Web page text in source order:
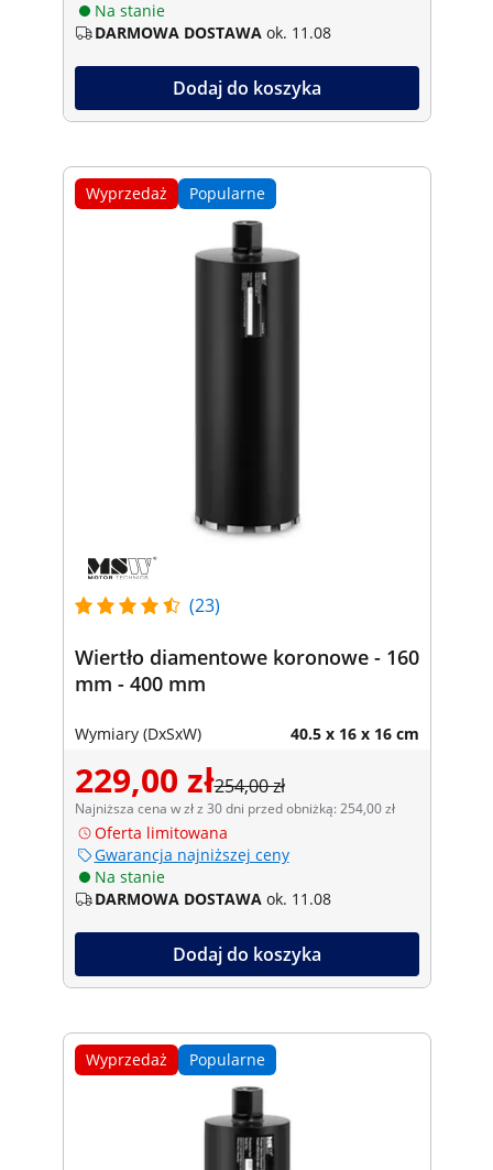
Na stanie
DARMOWA DOSTAWA ok. 11.08
Dodaj do koszyka
Wyprzedaż Popularne
(23)
Wiertło diamentowe koronowe - 160
mm - 400 mm
Wymiary (DxSxW) 40.5 x 16 x 16 cm
229,00 zł254,00 zł
Najniższa cena w zł z 30 dni przed obniżką: 254,00 zł
Oferta limitowana
Gwarancja najniższej ceny
Na stanie
DARMOWA DOSTAWA ok. 11.08
Dodaj do koszyka
Wyprzedaż Popularne